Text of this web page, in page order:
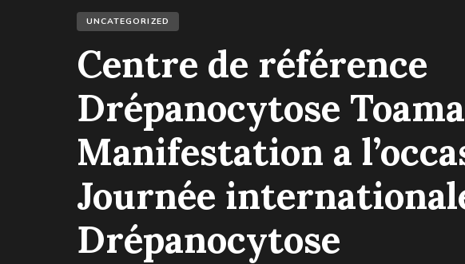
UNCATEGORIZED
Centre de référence
Drépanocytose
Manifestation a
Journée
Drépanocytose